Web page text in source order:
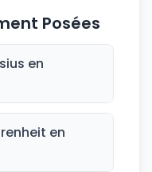
Posées
en
en